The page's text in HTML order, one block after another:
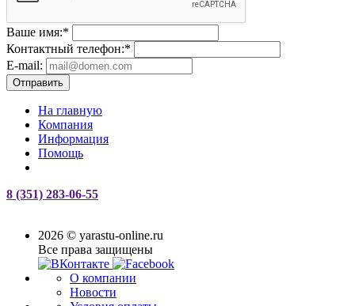
Ваше имя:*
Контактный телефон:*
E-mail:
Отправить
На главную
Компания
Информация
Помощь
8 (351) 283-06-55
2026 © yarastu-online.ru
Все права защищены
О компании
Новости